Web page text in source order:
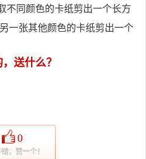
不同颜色的卡纸剪出一个长方
一张其他颜色的卡纸剪出一个
送什么？
0
，赞一个！